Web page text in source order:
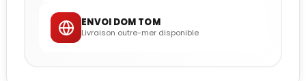
ENVOI DOM TOM
Livraison outre-mer disponible